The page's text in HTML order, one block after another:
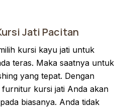
Jati Pacitan
kursi kayu jati untuk
teras. Maka saatnya untuk
yang tepat. Dengan
kursi jati Anda akan
biasanya. Anda tidak